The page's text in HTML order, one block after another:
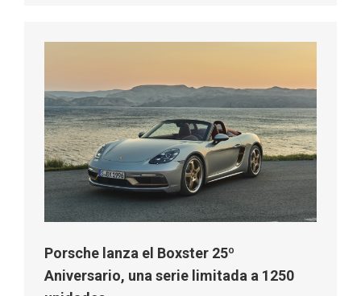
Porsche lanza el Boxster 25º
Aniversario, una serie limitada a 1250